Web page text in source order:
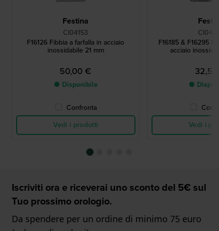
Festina
CI04153
F16126 Fibbia a farfalla in acciaio
inossidabile 21 mm
50,00 €
● Disponibile
Confronta
Vedi i prodotti
F16185 & F16295
acciaio
●
Vedi i
Iscriviti ora e riceverai uno sconto del 5€ sul
Tuo prossimo orologio.
Da spendere per un ordine di minimo 75 euro